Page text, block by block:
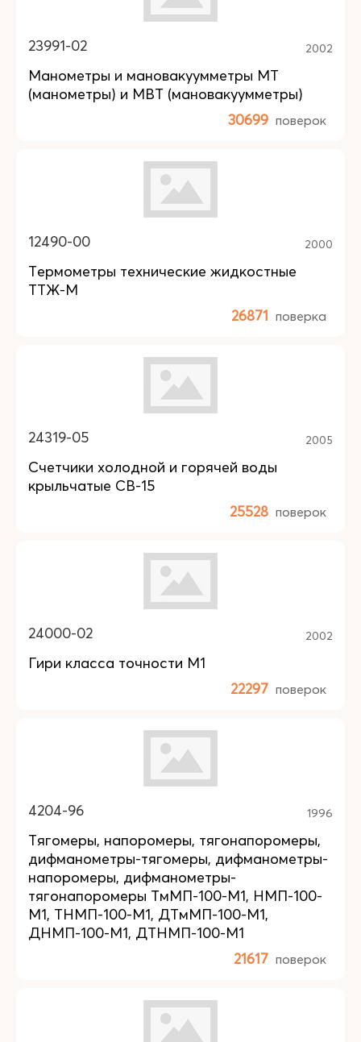
23991-02 2002
Манометры и мановакуумметры МТ
(манометры) и МВТ (мановакуумметры)
30699 поверок
12490-00 2000
Термометры технические жидкостные
ТТЖ-М
26871 поверка
24319-05 2005
Счетчики холодной и горячей воды
крыльчатые СВ-15
25528 поверок
24000-02 2002
Гири класса точности М1
22297 поверок
4204-96 1996
Тягомеры, напоромеры, тягонапоромеры,
дифманометры-тягомеры, дифманометры-
напоромеры, дифманометры-
тягонапоромеры ТмМП-100-М1, НМП-100-
М1, ТНМП-100-М1, ДТмМП-100-М1,
ДНМП-100-М1, ДТНМП-100-М1
21617 поверок